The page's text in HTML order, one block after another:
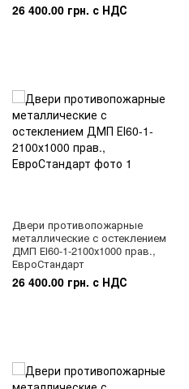
26 400.00 грн. с НДС
Двери противопожарные
металлические с остеклением
ДМП ЕІ60-1-2100х1000 прав.,
ЕвроСтандарт
26 400.00 грн. с НДС